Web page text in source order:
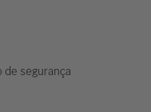
segurança